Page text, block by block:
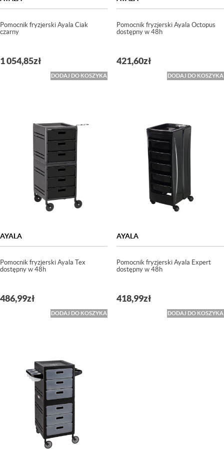
Pomocnik fryzjerski Ayala Ciak
czarny
1 054,85zł
DODAJ DO KOSZYKA
Pomocnik fryzjerski Ayala Octopus
dostępny w 48h
421,60zł
DODAJ DO KOSZYKA
AYALA
Pomocnik fryzjerski Ayala Tex
dostępny w 48h
486,99zł
DODAJ DO KOSZYKA
AYALA
Pomocnik fryzjerski Ayala Expert
dostępny w 48h
418,99zł
DODAJ DO KOSZYKA